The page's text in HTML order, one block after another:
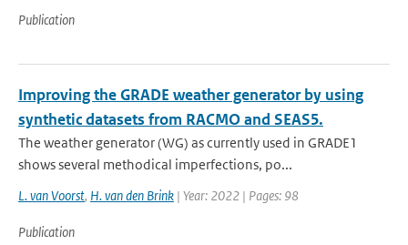
Publication
Improving the GRADE weather generator by using
synthetic datasets from RACMO and SEAS5.
The weather generator (WG) as currently used in GRADE1
shows several methodical imperfections, po...
L. van Voorst, H. van den Brink | Year: 2022 | Pages: 98
Publication